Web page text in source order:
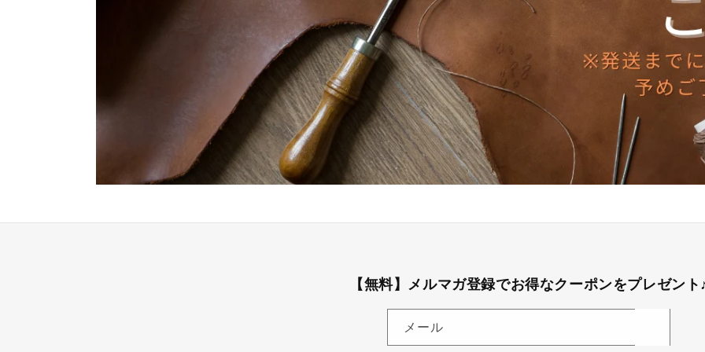
【無料】メルマガ登録でお得なクーポンをプレゼント
メール